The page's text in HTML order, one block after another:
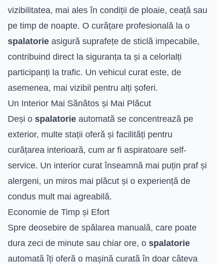
vizibilitatea, mai ales în condiții de ploaie, ceață sau
pe timp de noapte. O curățare profesională la o
spalatorie asigură suprafețe de sticlă impecabile,
contribuind direct la siguranța ta și a celorlalți
participanți la trafic. Un vehicul curat este, de
asemenea, mai vizibil pentru alți șoferi.
Un Interior Mai Sănătos și Mai Plăcut
Deși o spalatorie automată se concentrează pe
exterior, multe stații oferă și facilități pentru
curățarea interioară, cum ar fi aspiratoare self-
service. Un interior curat înseamnă mai puțin praf și
alergeni, un miros mai plăcut și o experiență de
condus mult mai agreabilă.
Economie de Timp și Efort
Spre deosebire de spălarea manuală, care poate
dura zeci de minute sau chiar ore, o spalatorie
automată îți oferă o mașină curată în doar câteva